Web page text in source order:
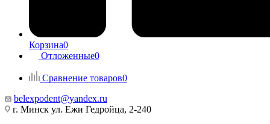
Корзина0
Отложенные0
Сравнение товаров0
belexpodent@yandex.ru
г. Минск ул. Ежи Гедройца, 2-240